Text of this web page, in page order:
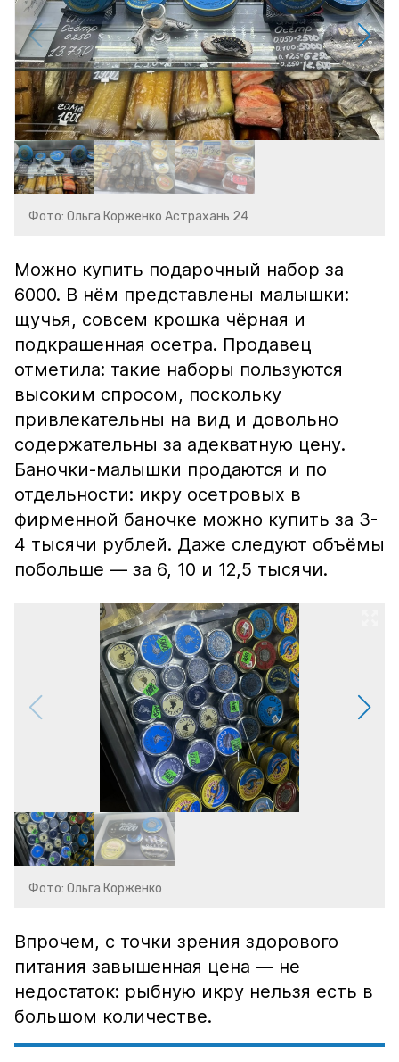
Фото: Ольга Корженко Астрахань 24
Можно купить подарочный набор за
6000. В нём представлены малышки:
щучья, совсем крошка чёрная и
подкрашенная осетра. Продавец
отметила: такие наборы пользуются
высоким спросом, поскольку
привлекательны на вид и довольно
содержательны за адекватную цену.
Баночки-малышки продаются и по
отдельности: икру осетровых в
фирменной баночке можно купить за 3-
4 тысячи рублей. Даже следуют объёмы
побольше — за 6, 10 и 12,5 тысячи.
Фото: Ольга Корженко
Впрочем, с точки зрения здорового
питания завышенная цена — не
недостаток: рыбную икру нельзя есть в
большом количестве.